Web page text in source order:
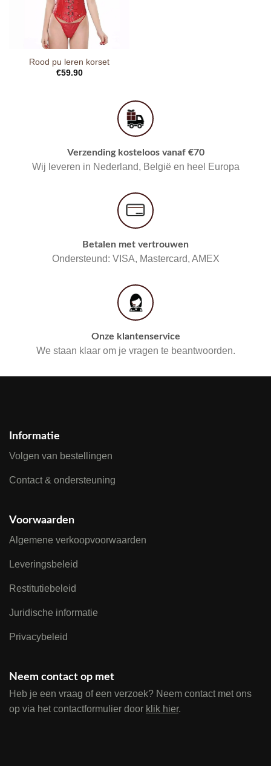
Rood pu leren korset
€59.90
Verzending kosteloos vanaf €70
Wij leveren in Nederland, België en heel Europa
Betalen met vertrouwen
Ondersteund: VISA, Mastercard, AMEX
Onze klantenservice
We staan klaar om je vragen te beantwoorden.
Informatie
Volgen van bestellingen
Contact & ondersteuning
Voorwaarden
Algemene verkoopvoorwaarden
Leveringsbeleid
Restitutiebeleid
Juridische informatie
Privacybeleid
Neem contact op met
Heb je een vraag of een verzoek? Neem contact met ons
op via het contactformulier door klik hier.